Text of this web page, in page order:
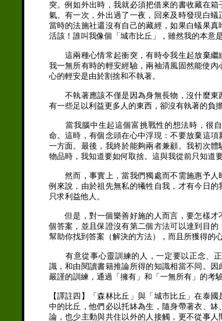
突。例如外出時，我就必須把借來的書收藏在
氣。有一次，外出過了一夜，回來及時發現白
當時的法施社還沒有自己的藏經，如果白蟻果
活該！誰叫我像個「城市比丘」，雖然我的本意
這兩種心情常起衝突，有時令我生起放棄繼
我一無所有時的輕安經驗，兩袖清風固然能使
心的輕安是由於割捨和不執著。
不執著應該不僅是因為身無長物，沒什麼東
有一些足以利益更多人的東西，卻沒有執著的負
當我腦中生起這個富挑戰性的想法時，很自
命。這時，有個念頭在心中浮現：不要放棄這
一方面。最後，我終於能夠兩者兼顧。我初次
物品時，我知道要如何取捨。這與我從前只知道
然而，事實上，當我們獨處而不需施惠予人
例來說，由於祖先無私的犧牲自我，才有今日
只求利益他人。
但是，對一個樂善好施的人而言，要怎樣才
個答案，並且保證沒有第二個方法可以達到目
幫助你找到答案（解決的方法），而且所獲得的
有意從事心靈訓練的人，一定要以正念、正
識，和由閱讀書籍推論所得的知識相當不同。
嚴謹的訓練，通過「擁有」和「一無所有」的考
【譯註四】「森林比丘」與「城市比丘」在泰
中的比丘，他們必以托缽為生，隨身帶著衣、
論，也少主動與共住以外的人接觸，更不從事